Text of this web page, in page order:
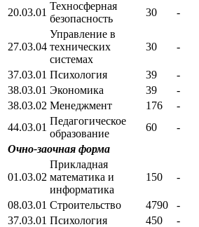
20.03.01
Техносферная
безопасность
30 -
27.03.04
Управление в
технических
системах
30 -
37.03.01 Психология 39 -
38.03.01 Экономика 39 -
38.03.02 Менеджмент 176 -
44.03.01
Педагогическое
образование
60 -
Очно-заочная форма
01.03.02
Прикладная
математика и
информатика
150 -
08.03.01 Строительство 4790 -
37.03.01 Психология 450 -